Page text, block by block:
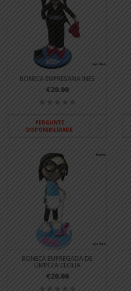
BONECA EMPRESARIA INES
€20.00
PERGUNTE
DISPONIBILIDADE
BONECA EMPREGADA DE
LIMPEZA CECILIA
€20.00